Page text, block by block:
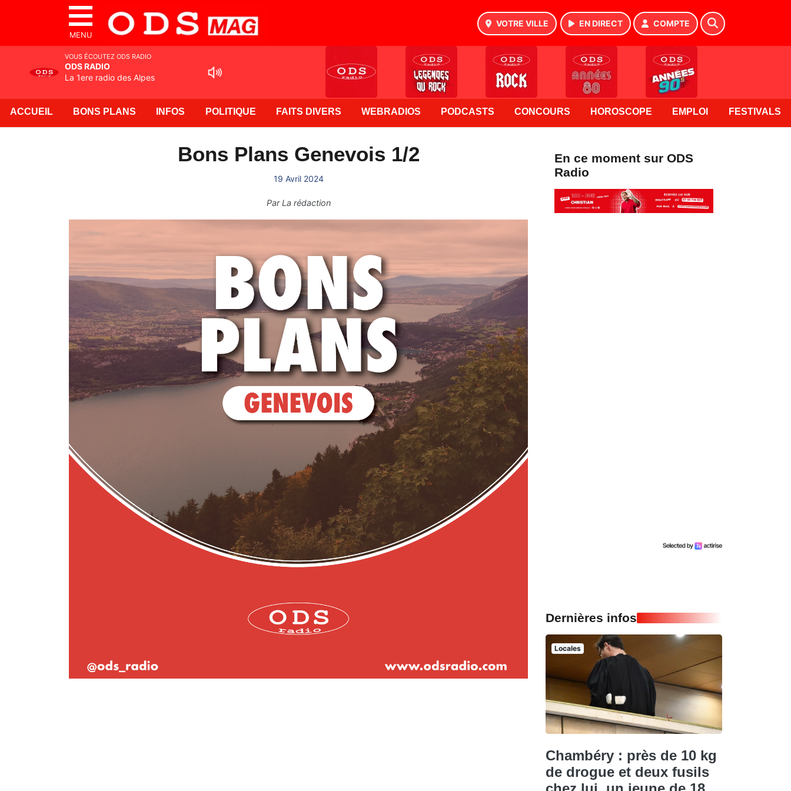
MENU
VOTRE VILLE EN DIRECT COMPTE
ACCUEIL BONS PLANS INFOS POLITIQUE FAITS DIVERS WEBRADIOS PODCASTS CONCOURS HOROSCOPE EMPLOI FESTIVALS
Bons Plans Genevois 1/2
19 Avril 2024
ParLa rédaction
En ce moment sur ODS
Radio
Dernières infos
Locales
Chambéry : près de 10 kg
de drogue et deux fusils
VOUS ÉCOUTEZ ODS RADIO
ODS RADIO
La 1ere radio des Alpes